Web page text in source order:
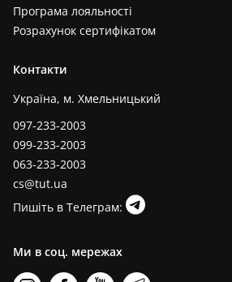
Програма лояльності
Розрахунок сертифікатом
Контакти
Україна, м. Хмельницький
097-233-2003
099-233-2003
063-233-2003
cs@tut.ua
Пишіть в Телеграм:
Ми в соц. мережах